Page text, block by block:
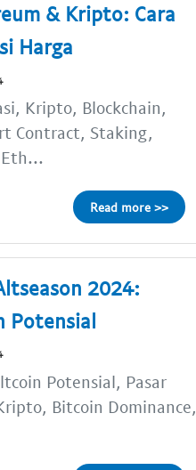
& Kripto: Cara
Harga
Kripto, Blockchain,
Contract, Staking,
Read more >>
2024:
Potensial
Potensial, Pasar
Bitcoin Dominance,